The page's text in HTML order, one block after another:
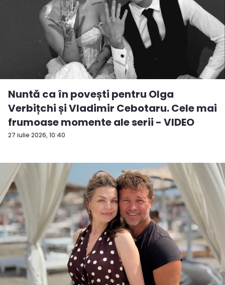
27 iulie 2026, 10:40
Nuntă ca în povești pentru Olga
Verbițchi și Vladimir Cebotaru. Cele mai
frumoase momente ale serii - VIDEO